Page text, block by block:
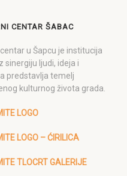
CENTAR ŠABAC
u Šapcu je institucija
sinergiju ljudi, ideja i
predstavlja temelj
kulturnog života grada.
LOGO
LOGO – ĆIRILICA
TLOCRT GALERIJE